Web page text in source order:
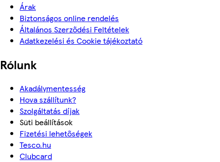
Árak
Biztonságos online rendelés
Általános Szerződési Feltételek
Adatkezelési és Cookie tájékoztató
Rólunk
Akadálymentesség
Hova szállítunk?
Szolgáltatás díjak
Süti beállítások
Fizetési lehetőségek
Tesco.hu
Clubcard